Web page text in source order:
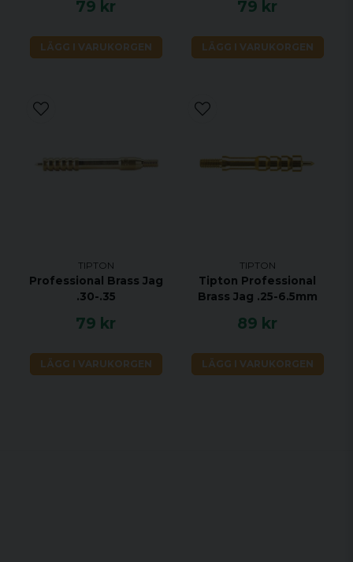
79 kr
LÄGG I VARUKORGEN
79 kr
LÄGG I VARUKORGEN
TIPTON
Professional Brass Jag
.30-.35
79 kr
LÄGG I VARUKORGEN
TIPTON
Tipton Professional
Brass Jag .25-6.5mm
89 kr
LÄGG I VARUKORGEN